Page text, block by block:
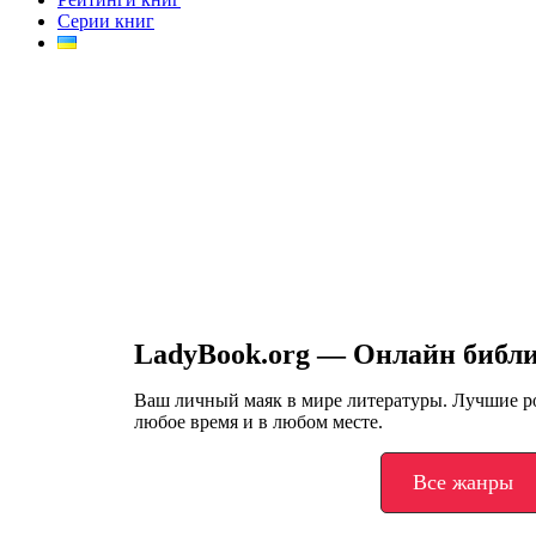
Серии книг
LadyBook.org — Онлайн
Ваш личный маяк в мире литературы. Лучшие
любое время и в любом месте.
Все жанры